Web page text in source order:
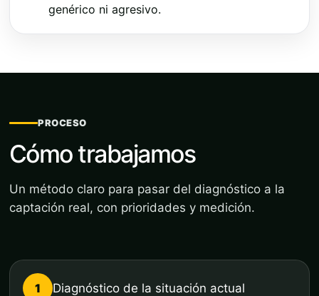
genérico ni agresivo.
PROCESO
Cómo trabajamos
Un método claro para pasar del diagnóstico a la
captación real, con prioridades y medición.
1 Diagnóstico de la situación actual